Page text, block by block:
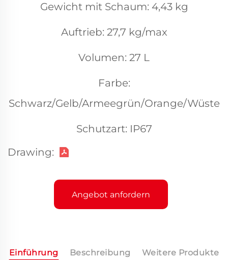
Gewicht mit Schaum: 4,43 kg
Auftrieb: 27,7 kg/max
Volumen: 27 L
Farbe:
Schwarz/Gelb/Armeegrün/Orange/Wüste
Schutzart: IP67
Drawing:
Angebot anfordern
Einführung Beschreibung Weitere Produkte